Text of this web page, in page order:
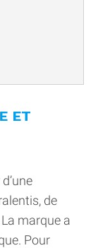
ET
de
marque a
Pour